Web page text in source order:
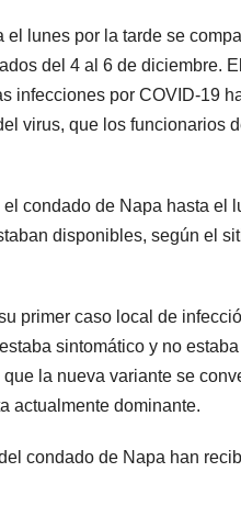
lunes por la tarde se
del 4 al 6 de diciembre.
infecciones por COVID-19
virus, que los funcionarios
condado de Napa hasta el
disponibles, según el
primer caso local de
sintomático y no
la nueva variante se
actualmente dominante.
condado de Napa han